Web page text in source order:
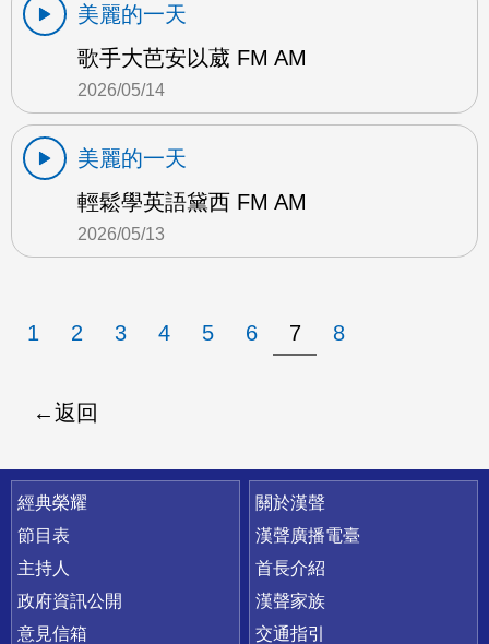
美麗的一天
歌手大芭安以葳 FM AM
2026/05/14
美麗的一天
輕鬆學英語黛西 FM AM
2026/05/13
1 2 3 4 5 6 7 8
返回
快速連結
經典榮耀
節目表
主持人
政府資訊公開
意見信箱
關於漢聲
漢聲廣播電臺
首長介紹
漢聲家族
交通指引